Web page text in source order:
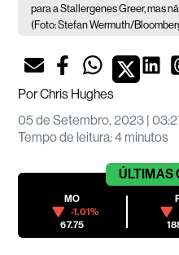
para a Stallergenes Greer, mas
(Foto: Stefan Wermuth/
PorChris Hughes
05 de Setembro, 2023 |
Tempo de leitura:4 minutos
ÚLTIMAS
MO
-1.01%
67.75